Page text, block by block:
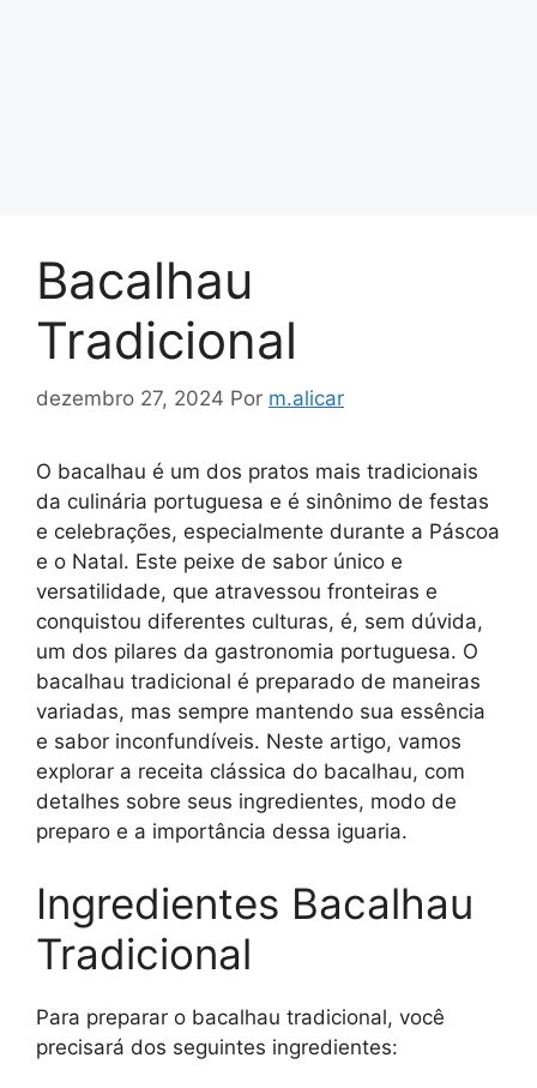
Bacalhau
Tradicional
dezembro 27, 2024 Por m.alicar
O bacalhau é um dos pratos mais tradicionais
da culinária portuguesa e é sinônimo de festas
e celebrações, especialmente durante a Páscoa
e o Natal. Este peixe de sabor único e
versatilidade, que atravessou fronteiras e
conquistou diferentes culturas, é, sem dúvida,
um dos pilares da gastronomia portuguesa. O
bacalhau tradicional é preparado de maneiras
variadas, mas sempre mantendo sua essência
e sabor inconfundíveis. Neste artigo, vamos
explorar a receita clássica do bacalhau, com
detalhes sobre seus ingredientes, modo de
preparo e a importância dessa iguaria.
Ingredientes Bacalhau
Tradicional
Para preparar o bacalhau tradicional, você
precisará dos seguintes ingredientes: